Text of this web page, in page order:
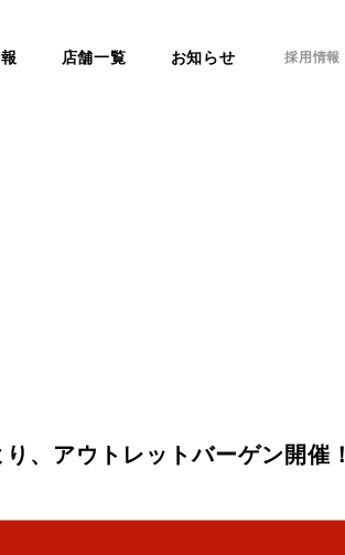
店舗一覧 お知らせ 採用情報
、アウトレットバーゲン開催！